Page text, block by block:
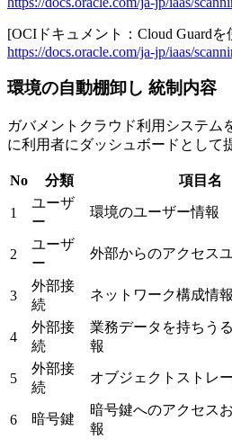
[OCIドキュメント：Cloud Guard
https://docs.oracle.com/ja-jp/iaas/
環境の自動棚卸し 統制内容
ガバメントクラウド利用システム
に利用者にダッシュボードとして
No 分類 項目名
1
ユーザ
ー
環境のユーザー情報
2
ユーザ
ー
外部からのアクセス
3
外部接
続
ネットワーク構成情報
4
外部接
続
業務データを持ちう
報
5
外部接
続
オブジェクトストレ
6 暗号鍵
暗号鍵へのアクセス
報